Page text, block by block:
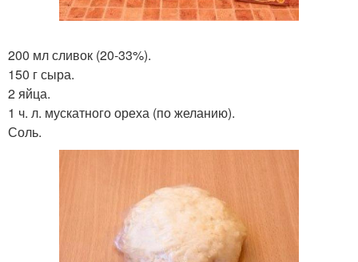
200 мл сливок (20-33%).
150 г сыра.
2 яйца.
1 ч. л. мускатного ореха (по желанию).
Соль.